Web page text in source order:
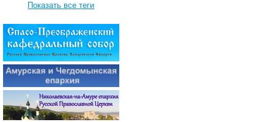
Показать все теги